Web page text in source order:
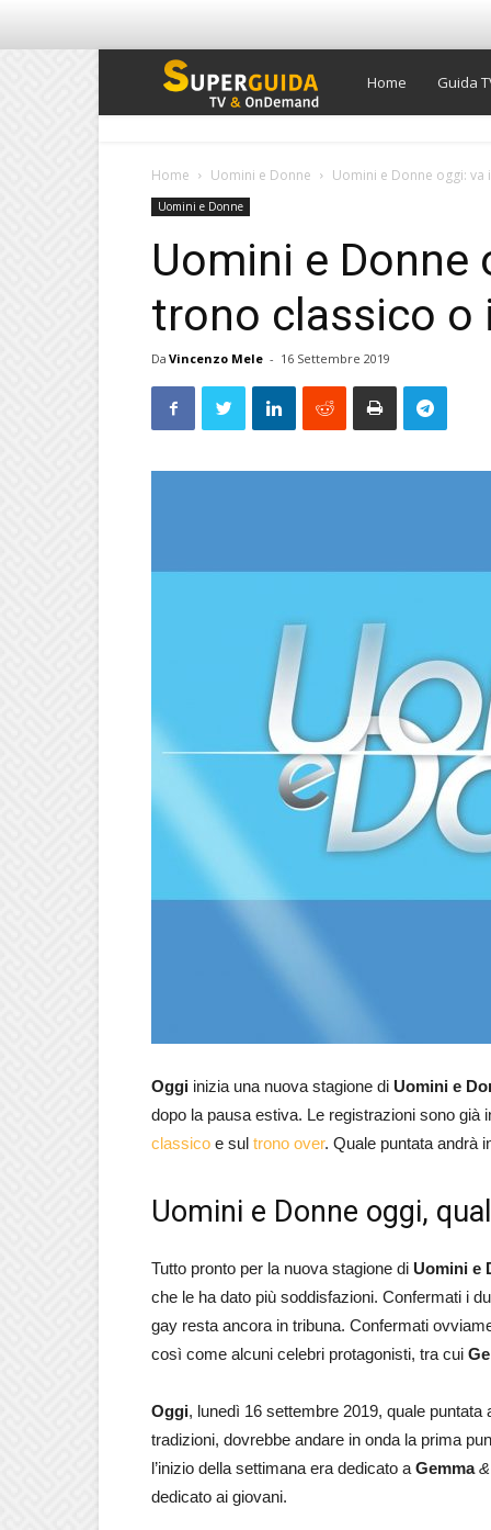
Super
Home Guida
Home Uomini e Donne Uomini e Donne oggi:
Uomini e Donne
Uomini e Donne
trono classico o
Da Vincenzo Mele - 16 Settembre 2019
Oggi inizia una nuova stagione di Uomini e
dopo la pausa estiva. Le registrazioni sono già
classico e sul trono over. Quale puntata andrà
Uomini e Donne oggi,
Tutto pronto per la nuova stagione di Uomini e
che le ha dato più soddisfazioni. Confermati i
gay resta ancora in tribuna. Confermati
così come alcuni celebri protagonisti, tra cui
Oggi, lunedì 16 settembre 2019, quale
tradizioni, dovrebbe andare in onda la prima
l’inizio della settimana era dedicato a Gemma
dedicato ai giovani.